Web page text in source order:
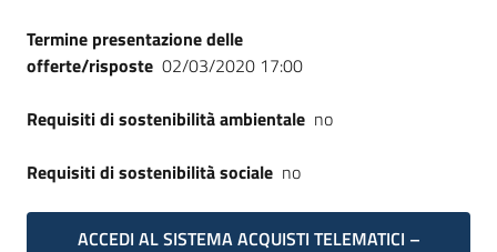
Termine presentazione delle
offerte/risposte 02/03/2020 17:00
Requisiti di sostenibilità ambientale no
Requisiti di sostenibilità sociale no
ACCEDI AL SISTEMA ACQUISTI TELEMATICI –